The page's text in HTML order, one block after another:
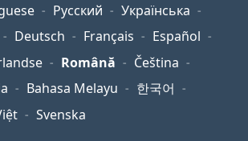
Русский
Українська
Deutsch Français
Español
Română
Čeština
Bahasa Melayu
한국어
Svenska